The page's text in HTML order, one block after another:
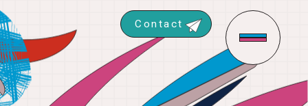
Contact